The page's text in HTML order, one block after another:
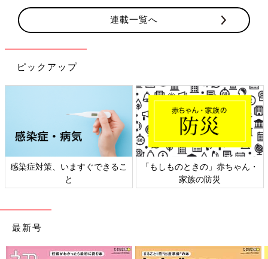
連載一覧へ
ピックアップ
感染症対策、いますぐできるこ
と
「もしものときの」赤ちゃん・
家族の防災
最新号